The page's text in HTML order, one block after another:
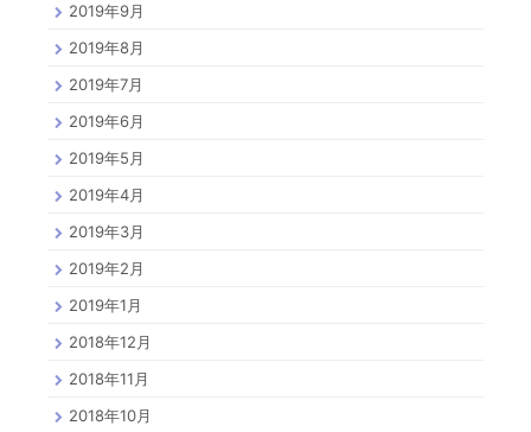
2019年9月
2019年8月
2019年7月
2019年6月
2019年5月
2019年4月
2019年3月
2019年2月
2019年1月
2018年12月
2018年11月
2018年10月